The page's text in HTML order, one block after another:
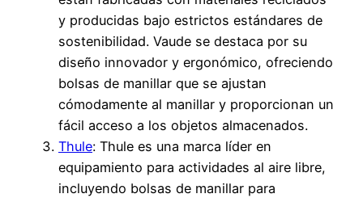
y producidas bajo estrictos estándares de
sostenibilidad. Vaude se destaca por su
diseño innovador y ergonómico, ofreciendo
bolsas de manillar que se ajustan
cómodamente al manillar y proporcionan un
fácil acceso a los objetos almacenados.
Thule: Thule es una marca líder en
equipamiento para actividades al aire libre,
incluyendo bolsas de manillar para